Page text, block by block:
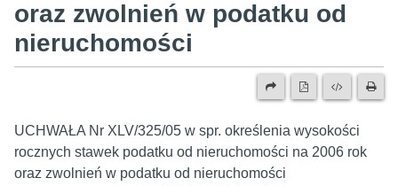
oraz zwolnień w podatku od
nieruchomości
UCHWAŁA Nr XLV/325/05 w spr. określenia wysokości
rocznych stawek podatku od nieruchomości na 2006 rok
oraz zwolnień w podatku od nieruchomości